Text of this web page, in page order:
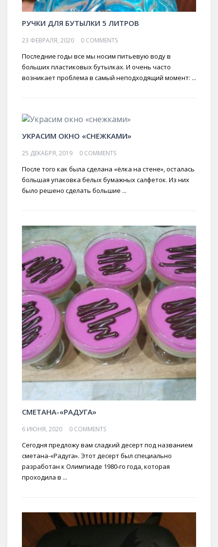
РУЧКИ ДЛЯ БУТЫЛКИ 5 ЛИТРОВ
23 ФЕВРАЛЯ, 2020 0 COMMENTS
Последние годы все мы носим питьевую воду в
больших пластиковых бутылках. И очень часто
возникает проблема в самый неподходящий момент: ...
УКРАСИМ ОКНО «СНЕЖКАМИ»
25 ДЕКАБРЯ, 2019 0 COMMENTS
После того как была сделана «ёлка на стене», осталась
большая упаковка белых бумажных салфеток. Из них
было решено сделать большие ...
СМЕТАНА-«РАДУГА»
6 ИЮНЯ, 2020 0 COMMENTS
Сегодня предложу вам сладкий десерт под названием
сметана-«Радуга». Этот десерт был специально
разработан к Олимпиаде 1980-го года, которая
проходила в ...